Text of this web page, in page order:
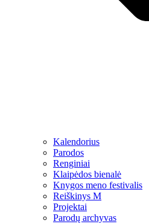
Kalendorius
Parodos
Renginiai
Klaipėdos bienalė
Knygos meno festivalis
Reiškinys M
Projektai
Parodų archyvas